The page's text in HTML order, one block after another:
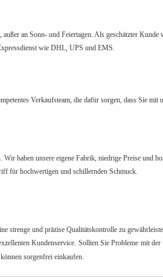
an Sonn- und Feiertagen. Als geschätzter
wie DHL, UPS und EMS.
Verkaufsteam, die dafür sorgen, dass Sie
Wir haben unsere eigene Fabrik, niedrige Preise und
für hochwertigen und schillernden Schmuck.
strenge und präzise Qualitätskontrolle zu
Kundenservice. Sollten Sie Probleme mit
sorgenfrei einkaufen.